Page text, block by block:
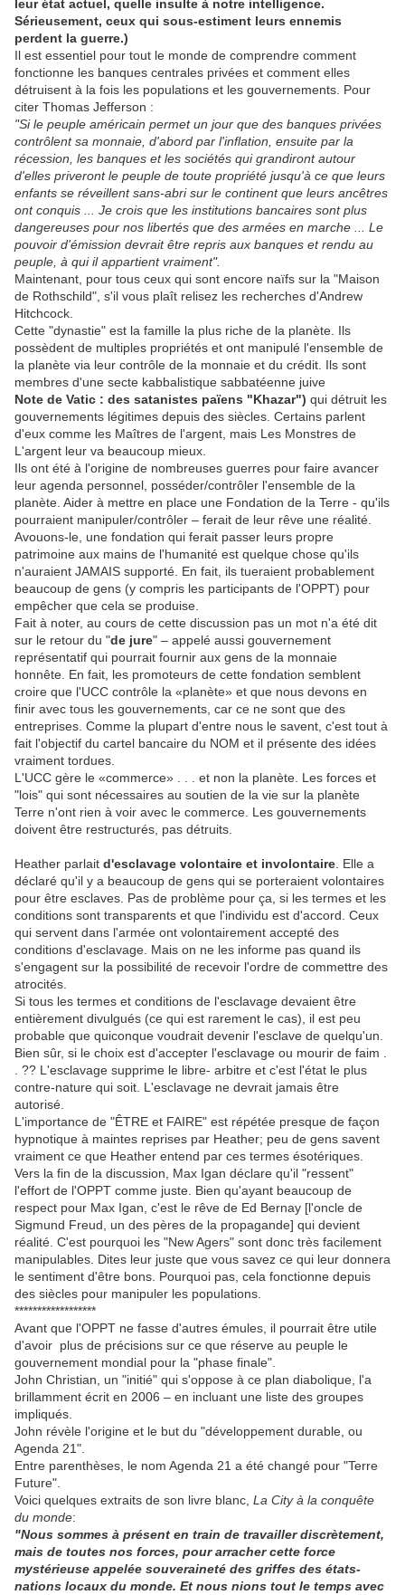
leur état actuel, quelle insulte à notre intelligence.
Sérieusement, ceux qui sous-estiment leurs ennemis
perdent la guerre.)
Il est essentiel pour tout le monde de comprendre comment
fonctionne les banques centrales privées et comment elles
détruisent à la fois les populations et les gouvernements. Pour
citer Thomas Jefferson :
"Si le peuple américain permet un jour que des banques privées
contrôlent sa monnaie, d'abord par l'inflation, ensuite par la
récession, les banques et les sociétés qui grandiront autour
d'elles priveront le peuple de toute propriété jusqu'à ce que leurs
enfants se réveillent sans-abri sur le continent que leurs ancêtres
ont conquis ... Je crois que les institutions bancaires sont plus
dangereuses pour nos libertés que des armées en marche ... Le
pouvoir d'émission devrait être repris aux banques et rendu au
peuple, à qui il appartient vraiment".
Maintenant, pour tous ceux qui sont encore naïfs sur la "Maison
de Rothschild", s'il vous plaît relisez les recherches d'Andrew
Hitchcock.
Cette "dynastie" est la famille la plus riche de la planète. Ils
possèdent de multiples propriétés et ont manipulé l'ensemble de
la planète via leur contrôle de la monnaie et du crédit. Ils sont
membres d'une secte kabbalistique sabbatéenne juive
Note de Vatic : des satanistes païens "Khazar") qui détruit les
gouvernements légitimes depuis des siècles. Certains parlent
d'eux comme les Maîtres de l'argent, mais Les Monstres de
L'argent leur va beaucoup mieux.
Ils ont été à l'origine de nombreuses guerres pour faire avancer
leur agenda personnel, posséder/contrôler l'ensemble de la
planète. Aider à mettre en place une Fondation de la Terre - qu'ils
pourraient manipuler/contrôler – ferait de leur rêve une réalité.
Avouons-le, une fondation qui ferait passer leurs propre
patrimoine aux mains de l'humanité est quelque chose qu'ils
n'auraient JAMAIS supporté. En fait, ils tueraient probablement
beaucoup de gens (y compris les participants de l'OPPT) pour
empêcher que cela se produise.
Fait à noter, au cours de cette discussion pas un mot n'a été dit
sur le retour du "de jure" – appelé aussi gouvernement
représentatif qui pourrait fournir aux gens de la monnaie
honnête. En fait, les promoteurs de cette fondation semblent
croire que l'UCC contrôle la «planète» et que nous devons en
finir avec tous les gouvernements, car ce ne sont que des
entreprises. Comme la plupart d'entre nous le savent, c'est tout à
fait l'objectif du cartel bancaire du NOM et il présente des idées
vraiment tordues.
L'UCC gère le «commerce» . . . et non la planète. Les forces et
"lois" qui sont nécessaires au soutien de la vie sur la planète
Terre n'ont rien à voir avec le commerce. Les gouvernements
doivent être restructurés, pas détruits.
Heather parlait d'esclavage volontaire et involontaire. Elle a
déclaré qu'il y a beaucoup de gens qui se porteraient volontaires
pour être esclaves. Pas de problème pour ça, si les termes et les
conditions sont transparents et que l'individu est d'accord. Ceux
qui servent dans l'armée ont volontairement accepté des
conditions d'esclavage. Mais on ne les informe pas quand ils
s'engagent sur la possibilité de recevoir l'ordre de commettre des
atrocités.
Si tous les termes et conditions de l'esclavage devaient être
entièrement divulgués (ce qui est rarement le cas), il est peu
probable que quiconque voudrait devenir l'esclave de quelqu'un.
Bien sûr, si le choix est d'accepter l'esclavage ou mourir de faim .
. ?? L'esclavage supprime le libre- arbitre et c'est l'état le plus
contre-nature qui soit. L'esclavage ne ​devrait jamais être
autorisé.
L'importance de "ÊTRE et FAIRE" est répétée presque de façon
hypnotique à maintes reprises par Heather; peu de gens savent
vraiment ce que Heather entend par ces termes ésotériques.
Vers la fin de la discussion, Max Igan déclare qu'il "ressent"
l'effort de l'OPPT comme juste. Bien qu'ayant beaucoup de
respect pour Max Igan, c'est le rêve de Ed Bernay [l'oncle de
Sigmund Freud, un des pères de la propagande] qui devient
réalité. C'est pourquoi les "New Agers" sont donc très facilement
manipulables. Dites leur juste que vous savez ce qui leur donnera
le sentiment d'être bons. Pourquoi pas, cela fonctionne depuis
des siècles pour manipuler les populations.
******************
Avant que l'OPPT ne fasse d'autres émules, il pourrait être utile
d'avoir plus de précisions sur ce que réserve au peuple le
gouvernement mondial pour la "phase finale".
John Christian, un "initié" qui s'oppose à ce plan diabolique, l'a
brillamment écrit en 2006 – en incluant une liste des groupes
impliqués.
John révèle l'origine et le but du "développement durable, ou
Agenda 21".
Entre parenthèses, le nom Agenda 21 a été changé pour "Terre
Future".
Voici quelques extraits de son livre blanc, La City à la conquête
du monde:
"Nous sommes à présent en train de travailler discrètement,
mais de toutes nos forces, pour arracher cette force
mystérieuse appelée souveraineté des griffes des états-
nations locaux du monde. Et nous nions tout le temps avec